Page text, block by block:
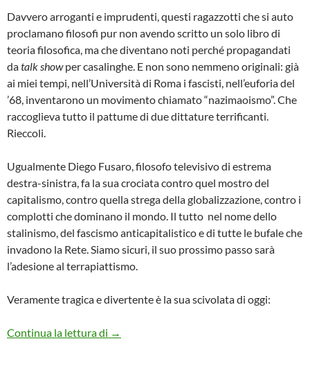
Davvero arroganti e imprudenti, questi ragazzotti che si auto
proclamano filosofi pur non avendo scritto un solo libro di
teoria filosofica, ma che diventano noti perché propagandati
datalk showper casalinghe. E non sono nemmeno originali: già
ai miei tempi, nell’Università di Roma i fascisti, nell’euforia del
’68, inventarono un movimento chiamato “nazimaoismo”. Che
raccoglieva tutto il pattume di due dittature terrificanti.
Rieccoli.
Ugualmente Diego Fusaro, filosofo televisivo di estrema
destra-sinistra, fa la sua crociata contro quel mostro del
capitalismo, contro quella strega della globalizzazione, contro i
complotti che dominano il mondo. Il tutto nel nome dello
stalinismo, del fascismo anticapitalistico e di tutte le bufale che
invadono la Rete. Siamo sicuri, il suo prossimo passo sarà
l’adesione al terrapiattismo.
Veramente tragica e divertente è la sua scivolata di oggi:
Continua la lettura di CHI È VERAMENTE DIEGO FUSARO
→